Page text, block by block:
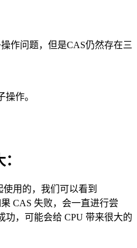
作问题，但是CAS仍然存在三
操作。
用的，我们可以看到
CAS 失败，会一直进行尝
功，可能会给 CPU 带来很大的